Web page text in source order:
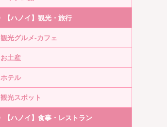
【ハノイ】観光・旅行
観光グルメ-カフェ
お土産
ホテル
観光スポット
【ハノイ】食事・レストラン